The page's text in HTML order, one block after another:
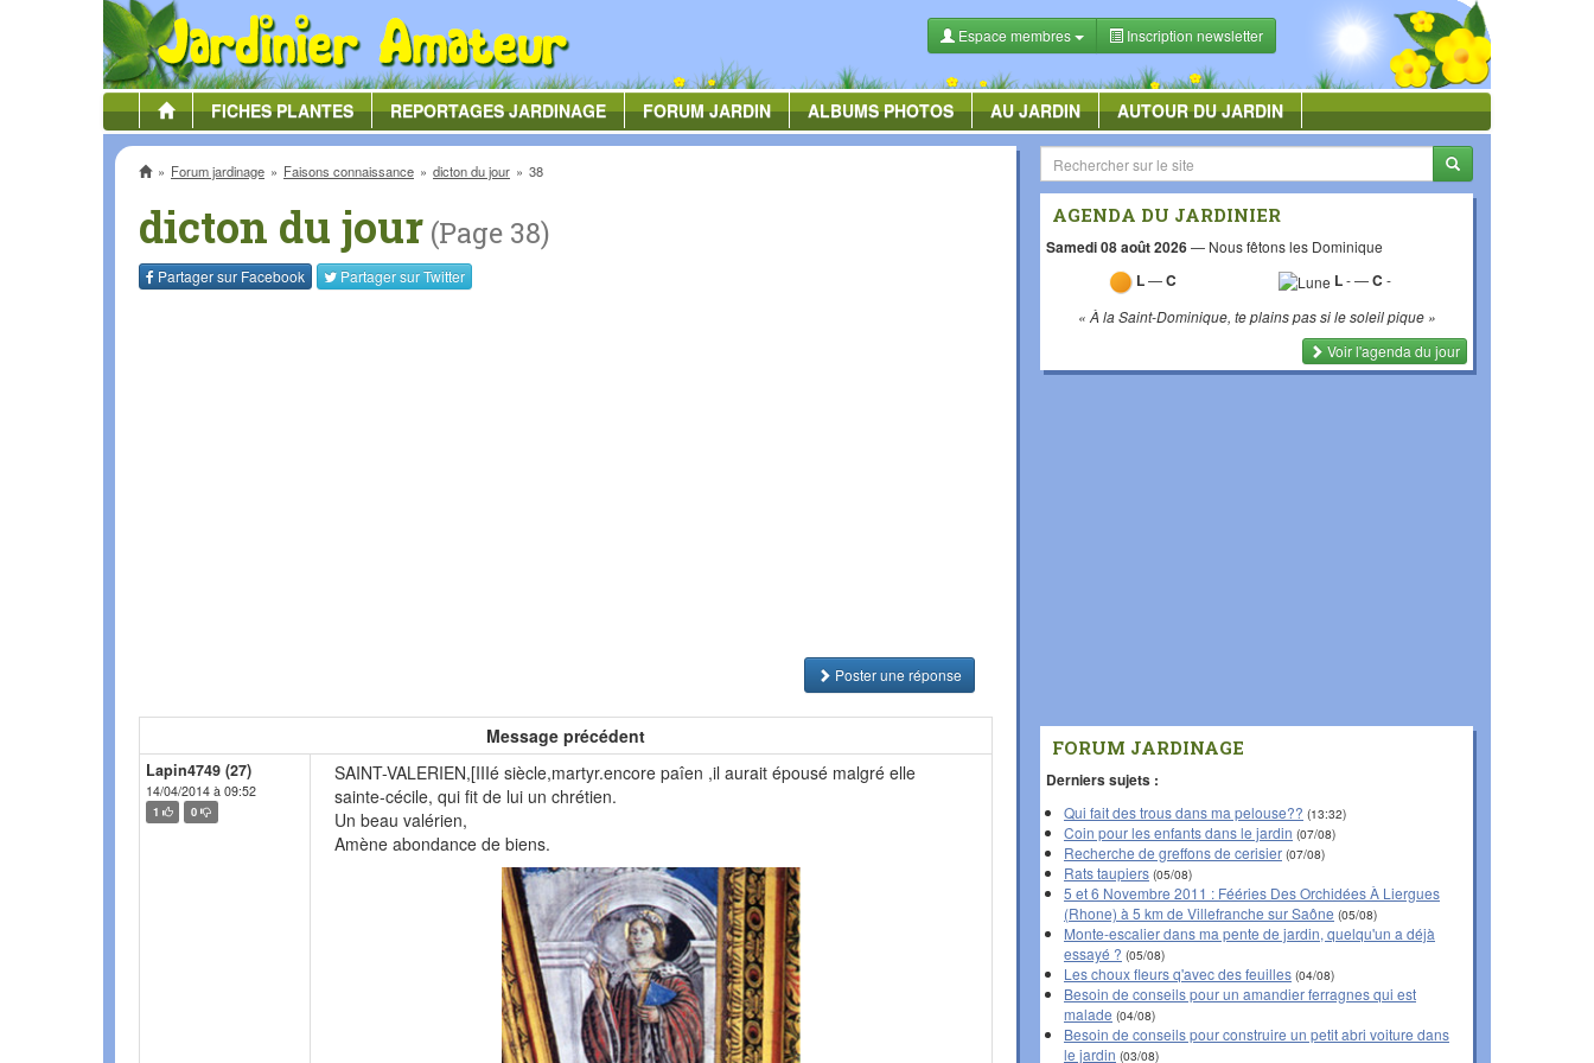
Espace membres Inscription newsletter
FICHESPLANTES REPORTAGESJARDINAGE FORUMJARDIN ALBUMSPHOTOS AU JARDIN AUTOUR DU JARDIN
AccueilForum jardinage Faisons connaissance dicton du jour 38
dicton du jour (Page 38)
Partager sur Facebook Partager surTwitter
Poster une réponse
Message précédent
Lapin4749 (27)
14/04/2014 à 09:52
1 0
SAINT-VALERIEN,[IIIé siècle,martyr.encore paîen ,il aurait épousé malgré elle
sainte-cécile, qui fit de lui un chrétien.
Un beau valérien,
Amène abondance de biens.
AGENDA DU JARDINIER
Samedi 08 août 2026— Nous fêtons les Dominique
L—C L-—C-
« À la Saint-Dominique, te plains pas si le soleil pique »
Voir l'agenda du jour
FORUM JARDINAGE
Derniers sujets :
Qui fait des trous dans ma pelouse?? (13:32)
Coin pour les enfants dans le jardin (07/08)
Recherche de greffons de cerisier (07/08)
Rats taupiers (05/08)
5 et 6 Novembre 2011 : Fééries Des Orchidées À Liergues
(Rhone) à 5 km de Villefranche sur Saône (05/08)
Monte-escalier dans ma pente de jardin, quelqu'un a déjà
essayé ? (05/08)
Les choux fleurs q'avec des feuilles (04/08)
Besoin de conseils pour un amandier ferragnes qui est
malade (04/08)
Besoin de conseils pour construire un petit abri voiture dans
le jardin (03/08)